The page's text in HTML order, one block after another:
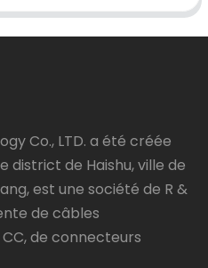
Co., LTD. a été créée
district de Haishu, ville de
est une société de R &
de câbles
de connecteurs